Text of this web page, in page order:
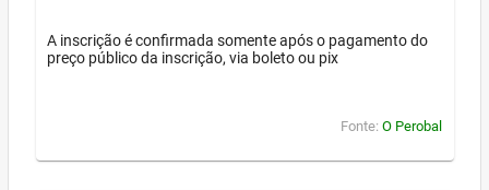
A inscrição é confirmada somente após o pagamento do
preço público da inscrição, via boleto ou pix
Fonte: O Perobal